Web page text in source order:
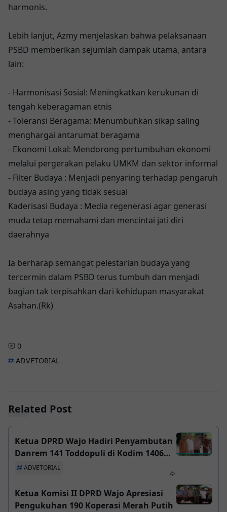
harmonis.
Lebih lanjut, Azmy menjelaskan bahwa pelaksanaan
PSBD memberikan sejumlah dampak utama, antara
lain:
- Harmonisasi Sosial: Meningkatkan kerukunan di
tengah keberagaman etnis
- Toleransi Beragama: Menumbuhkan sikap saling
menghargai antarumat beragama
- Ekonomi Lokal: Mendorong pertumbuhan ekonomi
melalui pergerakan pelaku UMKM dan sektor informal
- Filter Budaya : Menjadi penyaring terhadap pengaruh
budaya asing yang tidak sesuai
Kaderisasi Budaya : Media regenerasi agar generasi
muda tetap memahami dan mencintai jati diri
daerahnya
Ia berharap semangat pelestarian budaya yang
tercermin dalam PSBD terus tumbuh dan menjadi
bagian tak terpisahkan dari kehidupan masyarakat
Asahan.(Rk)
0
ADVETORIAL
Related Post
Ketua DPRD Wajo Hadiri Penyambutan
Danrem 141 Toddopuli di Kodim 1406
Wajo
ADVETORIAL
Ketua Komisi II DPRD Wajo Apresiasi
Pengukuhan 190 Koperasi Merah Putih